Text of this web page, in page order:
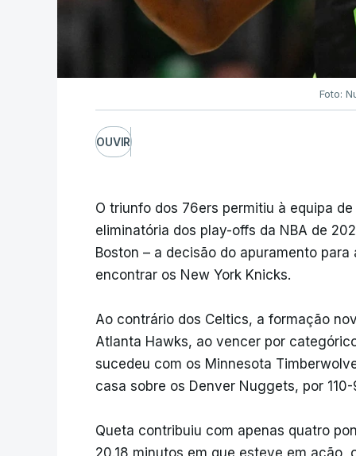
Foto:
OUVIR
O triunfo dos 76ers permitiu à equipa
eliminatória dos play-offs da NBA de
Boston – a decisão do apuramento
encontrar os New York Knicks.
Ao contrário dos Celtics, a formação
Atlanta Hawks, ao vencer por
sucedeu com os Minnesota
casa sobre os Denver Nuggets, por
Queta contribuiu com apenas quatro